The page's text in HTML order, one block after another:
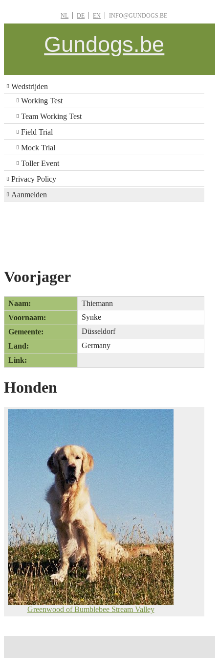
NL DE EN INFO@GUNDOGS.BE
Gundogs.be
Wedstrijden
Working Test
Team Working Test
Field Trial
Mock Trial
Toller Event
Privacy Policy
Aanmelden
Voorjager
Naam:
Thiemann
Voornaam:
Synke
Gemeente:
Düsseldorf
Land:
Germany
Link:
Honden
Greenwood of Bumblebee Stream Valley